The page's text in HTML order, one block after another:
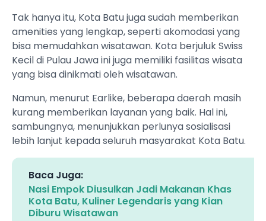
Tak hanya itu, Kota Batu juga sudah memberikan
amenities yang lengkap, seperti akomodasi yang
bisa memudahkan wisatawan. Kota berjuluk Swiss
Kecil di Pulau Jawa ini juga memiliki fasilitas wisata
yang bisa dinikmati oleh wisatawan.
Namun, menurut Earlike, beberapa daerah masih
kurang memberikan layanan yang baik. Hal ini,
sambungnya, menunjukkan perlunya sosialisasi
lebih lanjut kepada seluruh masyarakat Kota Batu.
Baca Juga:
Nasi Empok Diusulkan Jadi Makanan Khas
Kota Batu, Kuliner Legendaris yang Kian
Diburu Wisatawan